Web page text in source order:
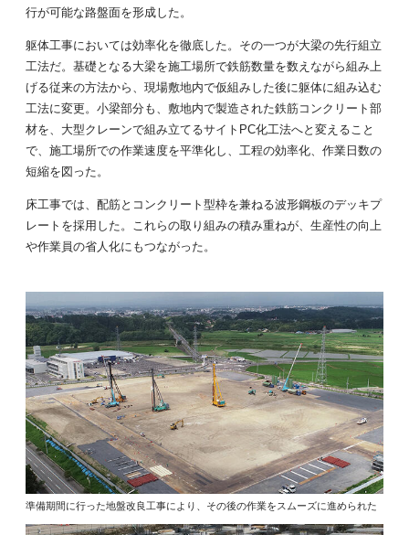
行が可能な路盤面を形成した。
躯体工事においては効率化を徹底した。その一つが大梁の先行組立
工法だ。基礎となる大梁を施工場所で鉄筋数量を数えながら組み上
げる従来の方法から、現場敷地内で仮組みした後に躯体に組み込む
工法に変更。小梁部分も、敷地内で製造された鉄筋コンクリート部
材を、大型クレーンで組み立てるサイトPC化工法へと変えること
で、施工場所での作業速度を平準化し、工程の効率化、作業日数の
短縮を図った。
床工事では、配筋とコンクリート型枠を兼ねる波形鋼板のデッキプ
レートを採用した。これらの取り組みの積み重ねが、生産性の向上
や作業員の省人化にもつながった。
準備期間に行った地盤改良工事により、その後の作業をスムーズに進められた